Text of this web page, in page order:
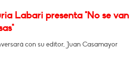
Labari presenta "No se
con su editor, Juan Casamayor